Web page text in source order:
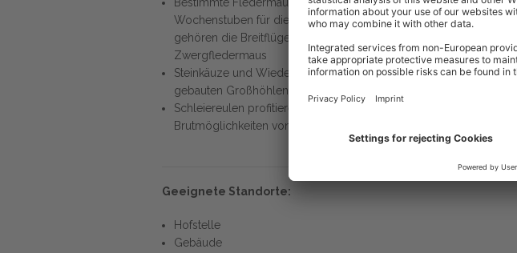
Wochenstuben für die Aufzucht der Jungen in Gebäuden; dazu
gehören die Breitflügelfledermaus, das Mausohr und die
Zwergfledermaus
Steinkäuze und Wiedehopf lassen sich mit speziell für diese Arten
gebauten Großhöhlen ansiedeln
Schleiereulen profitieren auch in Gebäuden mit vorhandenen
Brutmöglichkeiten von mardersicheren Nistkästen
Geeignete Standorte:
Hofstelle
Gebäude